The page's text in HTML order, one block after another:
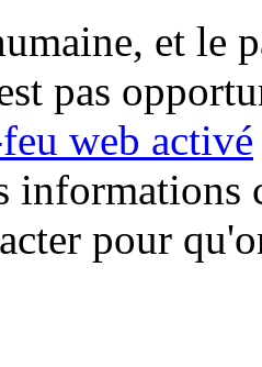
et le
pas
web activé
informations
pour